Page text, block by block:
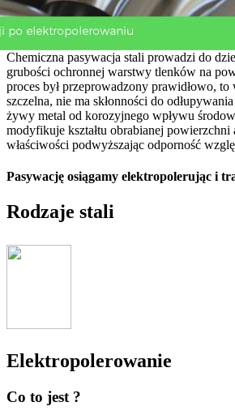
Chemiczna pasywacja stali prowadzi do
grubości ochronnej warstwy tlenków na
proces był przeprowadzony prawidłowo, to
szczelna, nie ma skłonności do
żywy metal od korozyjnego wpływu
modyfikuje kształtu obrabianej powierzchni
właściwości podwyższając odporność
Pasywację osiągamy elektropolerując i
Rodzaje stali
Elektropolerowanie
Co to jest ?